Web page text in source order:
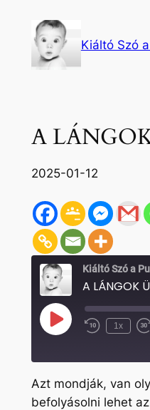
tartalomhoz
Kiáltó Szó
A
2025-01-12
Kiáltó Szó a
A LÁNGOK
Play
Episode Rewind
1x
SHARE
Azt mondják, van
befolyásolni lehet